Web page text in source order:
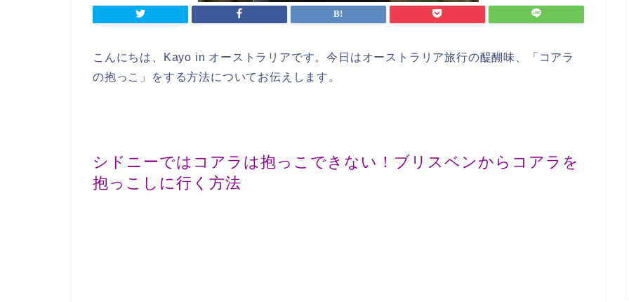
こんにちは、Kayo in オーストラリアです。今日はオーストラリア旅行の醍醐味、「コアラ
の抱っこ」をする方法についてお伝えします。
シドニーではコアラは抱っこできない！ブリスベンからコアラを
抱っこしに行く方法